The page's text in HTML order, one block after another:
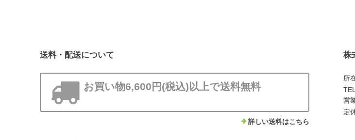
送料・配送について
お買い物6,600円(税込)以上で送料無料
詳しい送料はこちら
株
所
TEL
営
定